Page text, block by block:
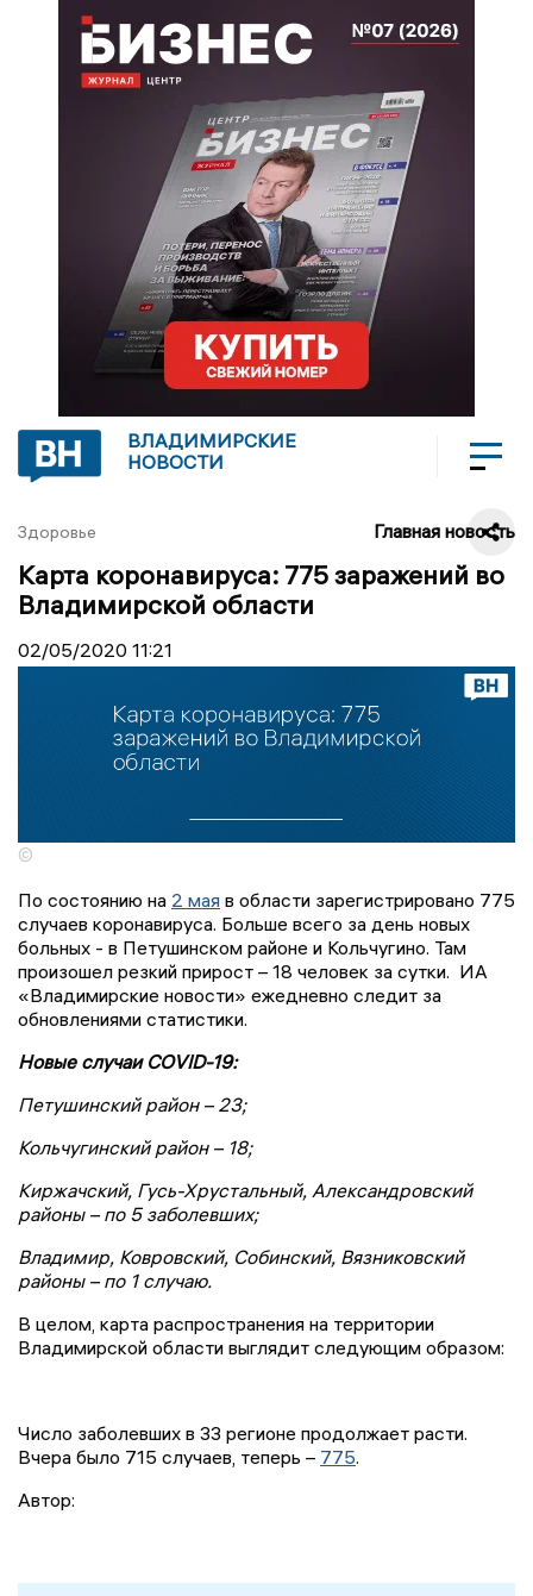
ВЛАДИМИРСКИЕ
НОВОСТИ
Здоровье Главная новость
Карта коронавируса: 775 заражений во
Владимирской области
02/05/2020 11:21
©
По состоянию на 2 мая в области зарегистрировано 775
случаев коронавируса. Больше всего за день новых
больных - в Петушинском районе и Кольчугино. Там
произошел резкий прирост – 18 человек за сутки. ИА
«Владимирские новости» ежедневно следит за
обновлениями статистики.
Новые случаи COVID-19:
Петушинский район – 23;
Кольчугинский район – 18;
Киржачский, Гусь-Хрустальный, Александровский
районы – по 5 заболевших;
Владимир, Ковровский, Собинский, Вязниковский
районы – по 1 случаю.
В целом, карта распространения на территории
Владимирской области выглядит следующим образом:
Число заболевших в 33 регионе продолжает расти.
Вчера было 715 случаев, теперь – 775.
Автор: